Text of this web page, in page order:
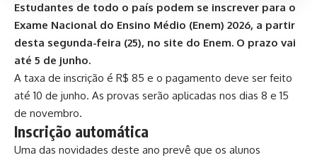
Estudantes de todo o país podem se inscrever para o
Exame Nacional do Ensino Médio (Enem) 2026, a partir
desta segunda-feira (25), no site do Enem. O prazo vai
até 5 de junho.
A taxa de inscrição é R$ 85 e o pagamento deve ser feito
até 10 de junho. As provas serão aplicadas nos dias 8 e 15
de novembro.
Inscrição automática
Uma das novidades deste ano prevê que os alunos